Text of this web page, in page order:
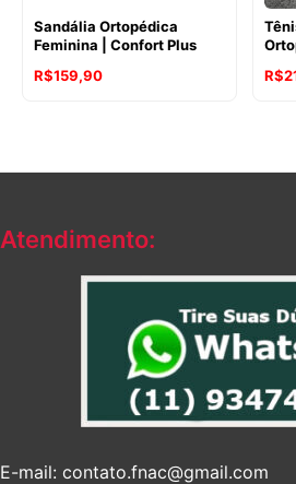
Sandália Ortopédica
Feminina | Confort Plus
R$159,90
R$
Atendimento:
E-mail: contato.fnac@gmail.com